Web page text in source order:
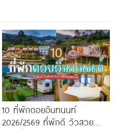
10 ที่พักดอยอินทนนท์
2026/2569 ที่พักดี วิวสวย